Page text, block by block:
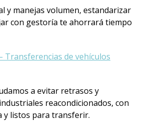
y manejas volumen, estandarizar
con gestoría te ahorrará tiempo
Transferencias de vehículos
a evitar retrasos y
reacondicionados, con
y listos para transferir.